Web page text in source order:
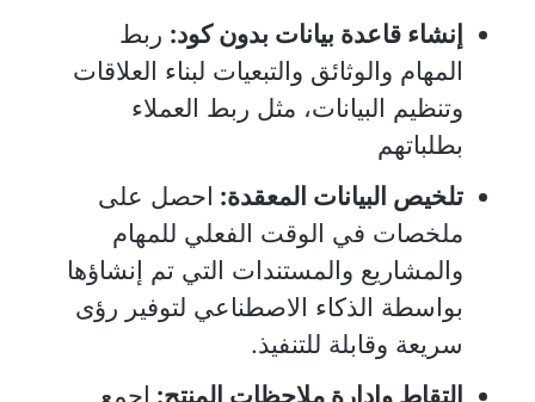
إنشاء قاعدة بيانات بدون كود: ربط
المهام والوثائق والتبعيات لبناء العلاقات
وتنظيم البيانات، مثل ربط العملاء
بطلباتهم
تلخيص البيانات المعقدة: احصل على
ملخصات في الوقت الفعلي للمهام
والمشاريع والمستندات التي تم إنشاؤها
بواسطة الذكاء الاصطناعي لتوفير رؤى
سريعة وقابلة للتنفيذ.
التقاط وإدارة ملاحظات المنتج: اجمع